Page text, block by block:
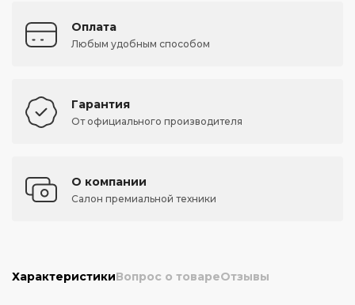
Оплата
Любым удобным способом
Гарантия
От официального производителя
О компании
Салон премиальной техники
ХарактеристикиВопрос о товареОтзывы